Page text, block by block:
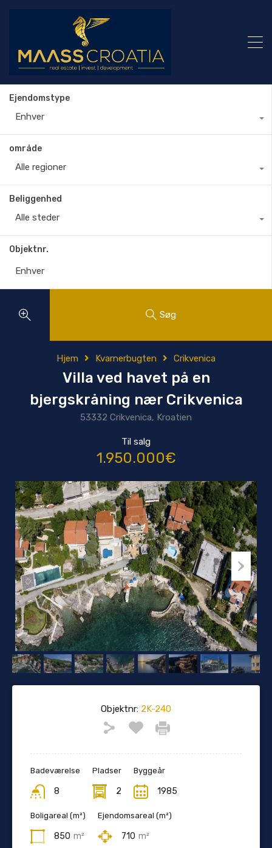
Ejendomstype
Enhver
område
Alle regioner
Beliggenhed
Alle steder
Objektnr.
Søg
Hjem Kvarnerbugten Crikvenica
Villa ved havet på en
bjergskråning nær Crikvenica
53332 Crikvenica, Kroatien
Til salg
1.950.000€
Objektnr: 2K-240
Badeværelse
8
Pladser
2
Byggeår
1985
Boligareal (m²)
850 m²
Ejendomsareal (m²)
710 m²